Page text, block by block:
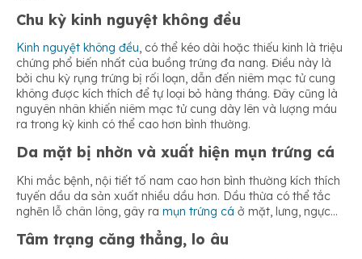
Chu kỳ kinh nguyệt không đều
Kinh nguyệt không đều, có thể kéo dài hoặc thiếu kinh là triệu
chứng phổ biến nhất của buồng trứng đa nang. Điều này là
bởi chu kỳ rụng trứng bị rối loạn, dẫn đến niêm mạc tử cung
không được kích thích để tự loại bỏ hàng tháng. Đây cũng là
nguyên nhân khiến niêm mạc tử cung dày lên và lượng máu
ra trong kỳ kinh có thể cao hơn bình thường.
Da mặt bị nhờn và xuất hiện mụn trứng cá
Khi mắc bệnh, nội tiết tố nam cao hơn bình thường kích thích
tuyến dầu da sản xuất nhiều dầu hơn. Dầu thừa có thể tắc
nghẽn lỗ chân lông, gây ra mụn trứng cá ở mặt, lưng, ngực…
Tâm trạng căng thẳng, lo âu